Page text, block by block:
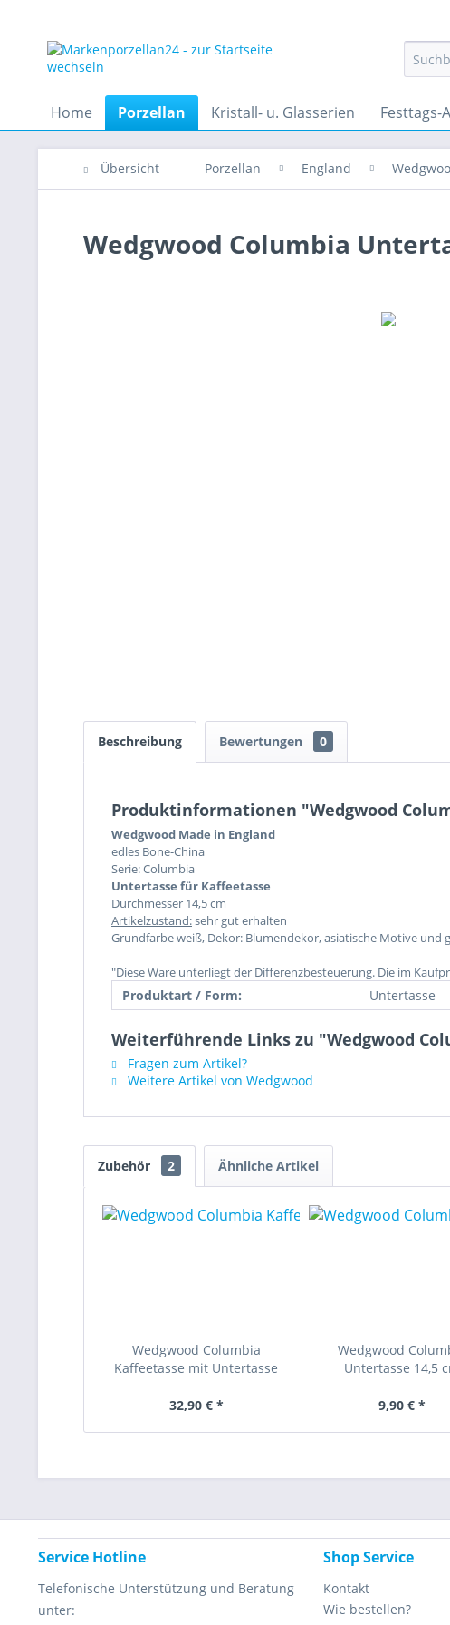
Home Porzellan Kristall- u. Glasserien Festtags-
Übersicht Porzellan England
Wedgwood Columbia
Beschreibung Bewertungen 0
Produktinformationen "Wedgwood
Wedgwood Made in England
edles Bone-China
Serie: Columbia
Untertasse für Kaffeetasse
Durchmesser 14,5 cm
Artikelzustand:sehr gut erhalten
Grundfarbe weiß, Dekor: Blumendekor, asiatische Motive und
"Diese Ware unterliegt der Differenzbesteuerung. Die im
Produktart / Form: Untertasse
Weiterführende Links zu "Wedgwood
Fragen zum Artikel?
Weitere Artikel von Wedgwood
Zubehör 2 Ähnliche Artikel
Wedgwood Columbia
Kaffeetasse mit Untertasse
32,90 € *
Wedgwood
Untertasse 14,5
9,90 € *
Service Hotline
Telefonische Unterstützung und Beratung
unter:
Shop Service
Kontakt
Wie bestellen?